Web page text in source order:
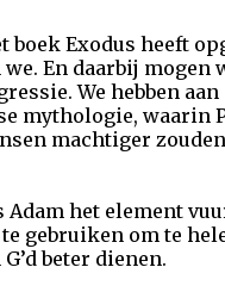
boek Exodus heeft
En daarbij mogen
We hebben aan
mythologie, waarin
machtiger
het element
gebruiken om te
beter dienen.